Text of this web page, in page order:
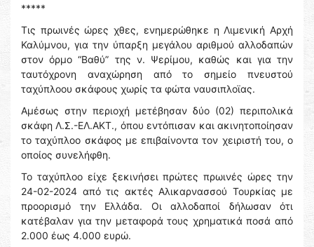
*****
Τις πρωινές ώρες χθες, ενημερώθηκε η Λιμενική Αρχή
Καλύμνου, για την ύπαρξη μεγάλου αριθμού αλλοδαπών
στον όρμο “Βαθύ” της ν. Ψερίμου, καθώς και για την
ταυτόχρονη αναχώρηση από το σημείο πνευστού
ταχύπλοου σκάφους χωρίς τα φώτα ναυσιπλοϊας.
Αμέσως στην περιοχή μετέβησαν δύο (02) περιπολικά
σκάφη Λ.Σ.-ΕΛ.ΑΚΤ., όπου εντόπισαν και ακινητοποίησαν
το ταχύπλοο σκάφος με επιβαίνοντα τον χειριστή του, ο
οποίος συνελήφθη.
Το ταχύπλοο είχε ξεκινήσει πρώτες πρωινές ώρες την
24-02-2024 από τις ακτές Αλικαρνασσού Τουρκίας με
προορισμό την Ελλάδα. Oι αλλοδαποί δήλωσαν ότι
κατέβαλαν για την μεταφορά τους χρηματικά ποσά από
2.000 έως 4.000 ευρώ.